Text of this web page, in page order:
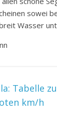
sowei
Wasser
Tabelle
km/h